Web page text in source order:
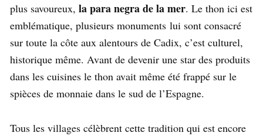
plus savoureux, la para negra de la mer. Le thon ici est
emblématique, plusieurs monuments lui sont consacré
sur toute la côte aux alentours de Cadix, c’est culturel,
historique même. Avant de devenir une star des produits
dans les cuisines le thon avait même été frappé sur le
spièces de monnaie dans le sud de l’Espagne.
Tous les villages célèbrent cette tradition qui est encore